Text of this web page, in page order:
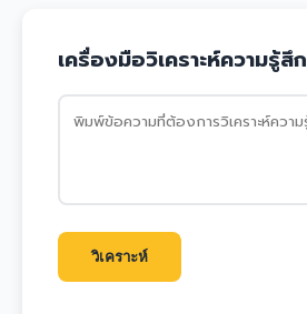
เครื่องมือวิเคราะห์ความรู้สึก
วิเคราะห์